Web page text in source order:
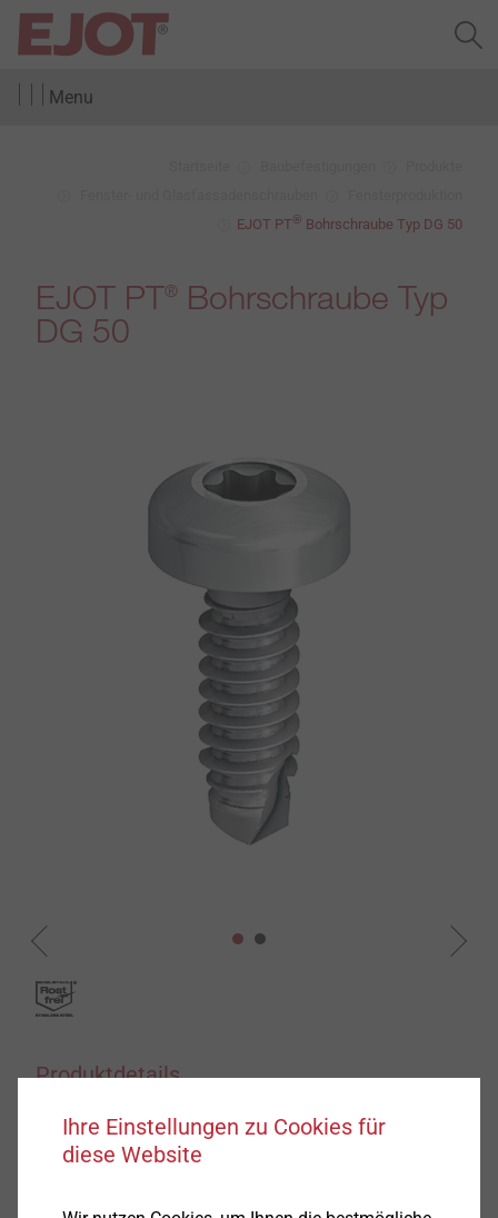
Menu
EJOT PT® Bohrschraube Typ DG 50
EJOT PT® Bohrschraube Typ
DG 50
Produktdetails
Anwendungen
Direktverschraubung von T-Verbindern in Pfosten-
Ihre Einstellungen zu Cookies für
diese Website